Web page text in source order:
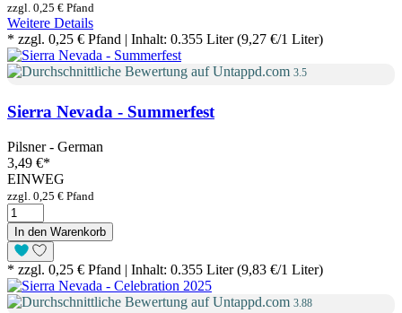
zzgl. 0,25 € Pfand
Weitere Details
* zzgl. 0,25 € Pfand | Inhalt: 0.355 Liter (9,27 €/1 Liter)
3.5
Sierra Nevada - Summerfest
Pilsner - German
3,49 €*
EINWEG
zzgl. 0,25 € Pfand
In den Warenkorb
* zzgl. 0,25 € Pfand | Inhalt: 0.355 Liter (9,83 €/1 Liter)
3.88